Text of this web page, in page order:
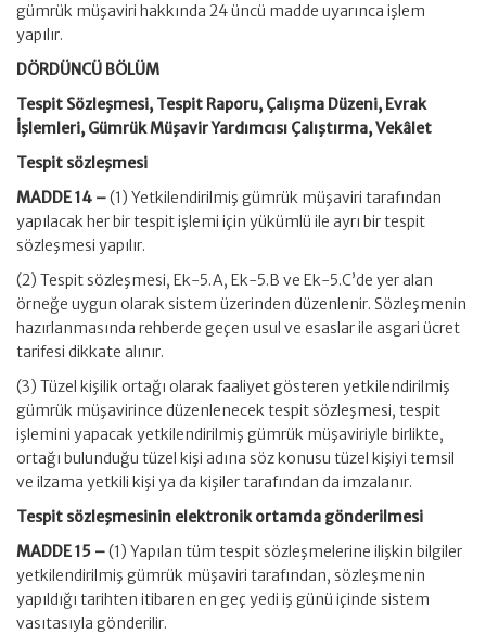
gümrük müşaviri hakkında 24 üncü madde uyarınca işlem
yapılır.
DÖRDÜNCÜ BÖLÜM
Tespit Sözleşmesi, Tespit Raporu, Çalışma Düzeni, Evrak
İşlemleri, Gümrük Müşavir Yardımcısı Çalıştırma, Vekâlet
Tespit sözleşmesi
MADDE 14 –(1) Yetkilendirilmiş gümrük müşaviri tarafından
yapılacak her bir tespit işlemi için yükümlü ile ayrı bir tespit
sözleşmesi yapılır.
(2) Tespit sözleşmesi, Ek-5.A, Ek-5.B ve Ek-5.C’de yer alan
örneğe uygun olarak sistem üzerinden düzenlenir. Sözleşmenin
hazırlanmasında rehberde geçen usul ve esaslar ile asgari ücret
tarifesi dikkate alınır.
(3) Tüzel kişilik ortağı olarak faaliyet gösteren yetkilendirilmiş
gümrük müşavirince düzenlenecek tespit sözleşmesi, tespit
işlemini yapacak yetkilendirilmiş gümrük müşaviriyle birlikte,
ortağı bulunduğu tüzel kişi adına söz konusu tüzel kişiyi temsil
ve ilzama yetkili kişi ya da kişiler tarafından da imzalanır.
Tespit sözleşmesinin elektronik ortamda gönderilmesi
MADDE 15 –(1) Yapılan tüm tespit sözleşmelerine ilişkin bilgiler
yetkilendirilmiş gümrük müşaviri tarafından, sözleşmenin
yapıldığı tarihten itibaren en geç yedi iş günü içinde sistem
vasıtasıyla gönderilir.